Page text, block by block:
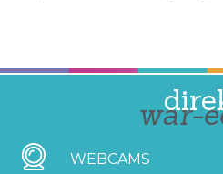
war-
WEBCAMS